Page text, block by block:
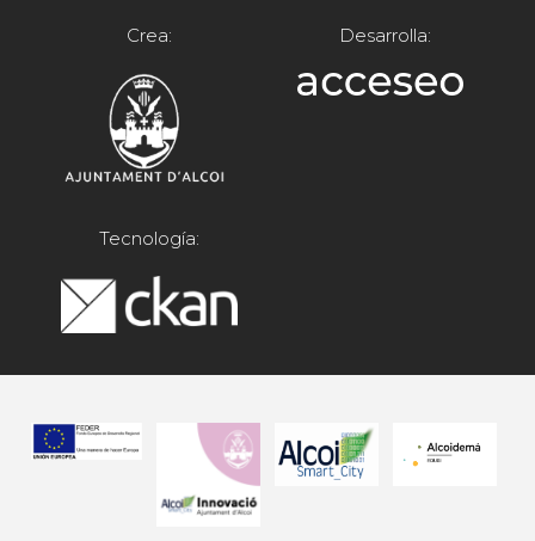
Crea: Desarrolla:
Tecnología: